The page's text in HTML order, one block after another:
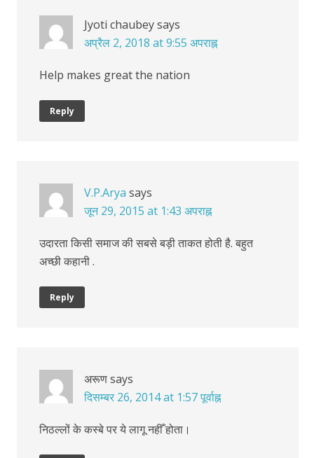
Jyoti chaubeysays
अप्रैल 2, 2018 at 9:55 अपराह्न
Help makes great the nation
Reply
V.P.Arya says
जून 29, 2015 at 1:43 अपराह्न
उदारता किसी समाज की सबसे बड़ी ताकत होती है. बहुत
अच्छी कहानी .
Reply
अरूणsays
दिसम्बर 26, 2014 at 1:57 पूर्वाह्न
निठल्लों के कस्बे पर ये लागू नहीँ होता।